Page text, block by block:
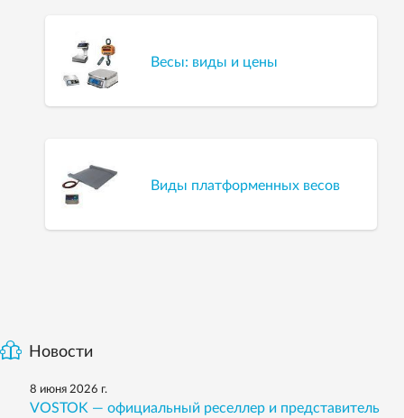
Весы: виды и цены
Виды платформенных весов
Новости
8 июня 2026 г.
VOSTOK — официальный реселлер и представитель